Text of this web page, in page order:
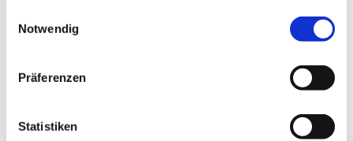
Notwendig
Präferenzen
Statistiken